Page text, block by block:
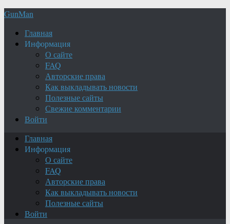
GunMan
Главная
Информация
О сайте
FAQ
Авторские права
Как выкладывать новости
Полезные сайты
Свежие комментарии
Войти
Главная
Информация
О сайте
FAQ
Авторские права
Как выкладывать новости
Полезные сайты
Войти